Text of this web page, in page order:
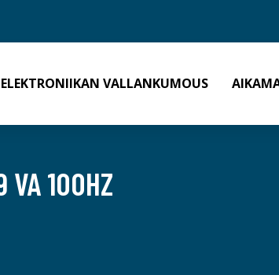
ELEKTRONIIKAN VALLANKUMOUS
100HZ